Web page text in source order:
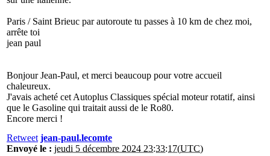
Paris / Saint Brieuc par autoroute tu passes à 10 km de chez moi,
arrête toi
jean paul
Bonjour Jean-Paul, et merci beaucoup pour votre accueil
chaleureux.
J'avais acheté cet Autoplus Classiques spécial moteur rotatif, ainsi
que le Gasoline qui traitait aussi de le Ro80.
Encore merci !
Retweet jean-paul.lecomte
Envoyé le : jeudi 5 décembre 2024 23:33:17(UTC)